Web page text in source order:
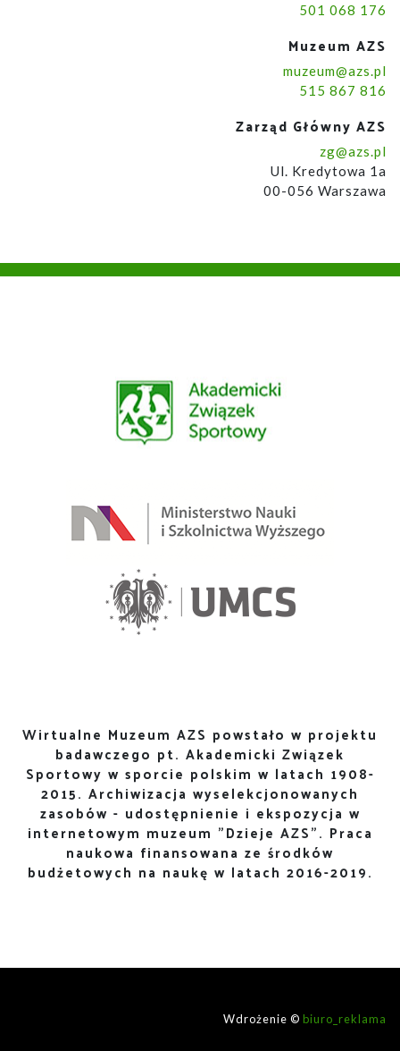
501 068 176
Muzeum AZS
muzeum@azs.pl
515 867 816
Zarząd Główny AZS
zg@azs.pl
Ul. Kredytowa 1a
00-056 Warszawa
Wirtualne Muzeum AZS powstało w projektu
badawczego pt. Akademicki Związek
Sportowy w sporcie polskim w latach 1908-
2015. Archiwizacja wyselekcjonowanych
zasobów - udostępnienie i ekspozycja w
internetowym muzeum "Dzieje AZS". Praca
naukowa finansowana ze środków
budżetowych na naukę w latach 2016-2019.
Wdrożenie © biuro_reklama